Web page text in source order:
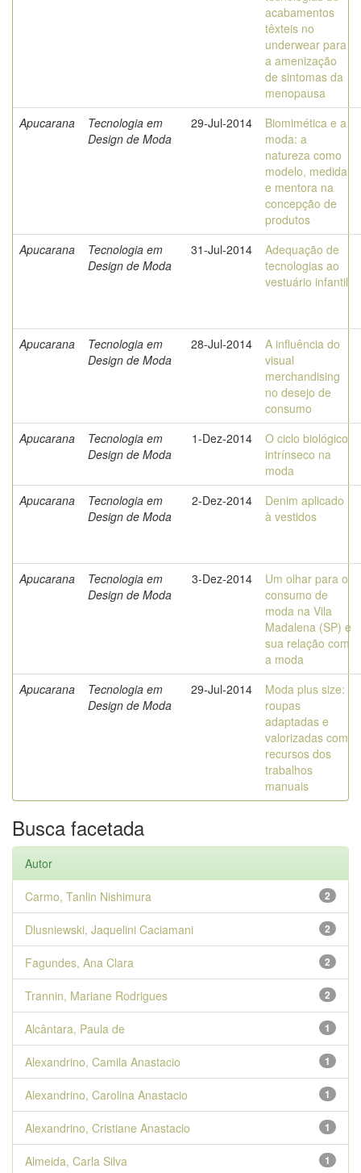
acabamentos
têxteis no
underwear para
a amenização
de sintomas da
menopausa
Apucarana
Tecnologia em
Design de Moda
29-Jul-2014
Biomimética e a
moda: a
natureza como
modelo, medida
e mentora na
concepção de
produtos
Apucarana
Tecnologia em
Design de Moda
31-Jul-2014
Adequação de
tecnologias ao
vestuário infantil
Apucarana
Tecnologia em
Design de Moda
28-Jul-2014
A influência do
visual
merchandising
no desejo de
consumo
Apucarana
Tecnologia em
Design de Moda
1-Dez-2014
O ciclo biológico
intrínseco na
moda
Apucarana
Tecnologia em
Design de Moda
2-Dez-2014
Denim aplicado
à vestidos
Apucarana
Tecnologia em
Design de Moda
3-Dez-2014
Um olhar para o
consumo de
moda na Vila
Madalena (SP) e
sua relação com
a moda
Apucarana
Tecnologia em
Design de Moda
29-Jul-2014
Moda plus size:
roupas
adaptadas e
valorizadas com
recursos dos
trabalhos
manuais
Busca facetada
Autor
2
Carmo, Tanlin Nishimura
2
Dlusniewski, Jaquelini Caciamani
2
Fagundes, Ana Clara
2
Trannin, Mariane Rodrigues
1
Alcântara, Paula de
1
Alexandrino, Camila Anastacio
1
Alexandrino, Carolina Anastacio
1
Alexandrino, Cristiane Anastacio
1
Almeida, Carla Silva